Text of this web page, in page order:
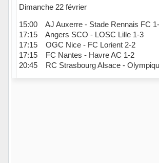
Dimanche 22 février
15:00 AJ Auxerre - Stade Rennais FC
17:15 Angers SCO - LOSC Lille 1-3
17:15 OGC Nice - FC Lorient 2-2
17:15 FC Nantes - Havre AC 1-2
20:45 RC Strasbourg Alsace -